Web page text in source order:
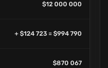
$12 000 000
+ $124 723 = $994 790
$870 067